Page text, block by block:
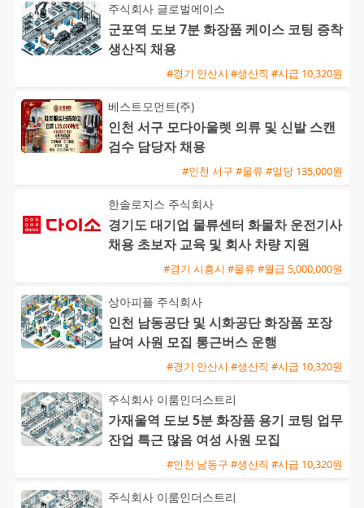
주식회사 글로벌에이스
군포역 도보 7분 화장품 케이스 코팅 증착
생산직 채용
#경기 안산시 #생산직 #시급 10,320원
베스트모먼트(주)
인천 서구 모다아울렛 의류 및 신발 스캔
검수 담당자 채용
#인천 서구 #물류 #일당 135,000원
한솔로지스 주식회사
경기도 대기업 물류센터 화물차 운전기사
채용 초보자 교육 및 회사 차량 지원
#경기 시흥시 #물류 #월급 5,000,000원
상아피플 주식회사
인천 남동공단 및 시화공단 화장품 포장
남여 사원 모집 통근버스 운행
#경기 안산시 #생산직 #시급 10,320원
주식회사 이룸인더스트리
가재울역 도보 5분 화장품 용기 코팅 업무
잔업 특근 많음 여성 사원 모집
#인천 남동구 #생산직 #시급 10,320원
주식회사 이룸인더스트리